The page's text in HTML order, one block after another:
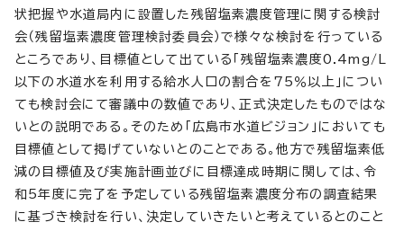
状把握や水道局内に設置した残留塩素濃度管理に関する検討
会（残留塩素濃度管理検討委員会）で様々な検討を行っている
ところであり、目標値として出ている「残留塩素濃度0.4mg/L
以下の水道水を利用する給水人口の割合を75％以上」につい
ても検討会にて審議中の数値であり、正式決定したものではな
いとの説明である。そのため「広島市水道ビジョン」においても
目標値として掲げていないとのことである。他方で残留塩素低
減の目標値及び実施計画並びに目標達成時期に関しては、令
和5年度に完了を予定している残留塩素濃度分布の調査結果
に基づき検討を行い、決定していきたいと考えているとのこと